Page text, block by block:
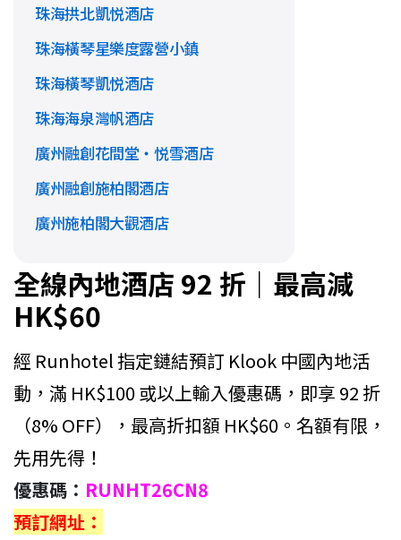
珠海拱北凱悦酒店
珠海橫琴星樂度露營小鎮
珠海橫琴凱悦酒店
珠海海泉灣帆酒店
廣州融創花間堂・悦雪酒店
廣州融創施柏閣酒店
廣州施柏閣大觀酒店
全線內地酒店 92 折｜最高減
HK$60
經 Runhotel 指定鏈結預訂 Klook 中國內地活
動，滿 HK$100 或以上輸入優惠碼，即享 92 折
（8% OFF），最高折扣額 HK$60。名額有限，
先用先得！
優惠碼： RUNHT26CN8
預訂網址：